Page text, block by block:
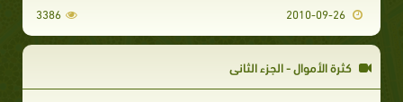
3386
كثرة الأموال - الجزء الثاني